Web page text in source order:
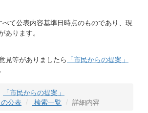
て公表内容基準日時点のものであり、現
あります。
見等がありましたら 「市民からの提案」
「市民からの提案」
の公表
検索一覧 詳細内容